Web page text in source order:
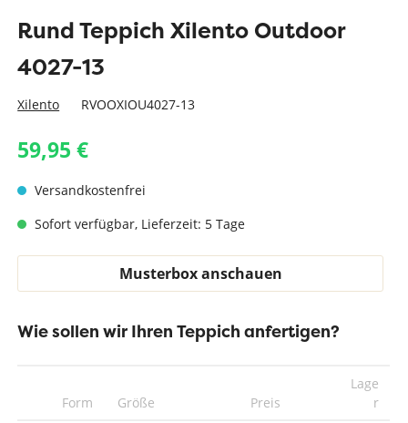
Rund Teppich Xilento Outdoor
4027-13
Xilento RVOOXIOU4027-13
59,95 €
Versandkostenfrei
Sofort verfügbar, Lieferzeit: 5 Tage
Musterbox anschauen
Wie sollen wir Ihren Teppich anfertigen?
Form Größe Preis
Lage
r